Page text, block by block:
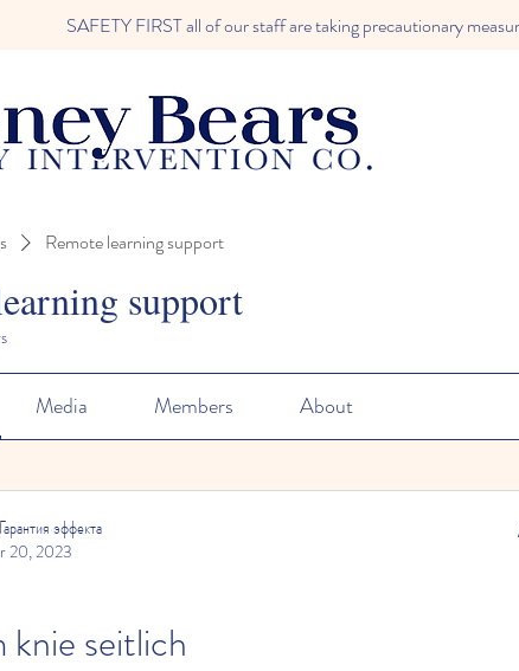
SAFETY FIRST all of our staff are taking precautionary
Remote learning support
support
Media Members About
эффекта
20, 2023
knie seitlich